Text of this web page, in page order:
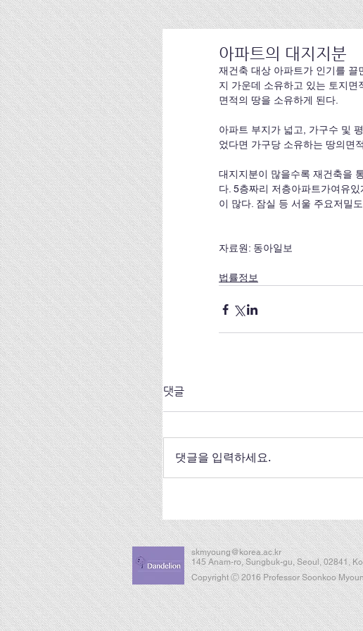
아파트의 대지지분
재건축 대상 아파트가 인기를 끌
지 가운데 소유하고 있는 토지
면적의 땅을 소유하게 된다.
아파트 부지가 넓고, 가구수 및
었다면 가구당 소유하는 땅의면
대지지분이 많을수록 재건축을
다. 5층짜리 저층아파트가여유
이 많다. 잠실 등 서울 주요저밀
자료원: 동아일보
법률정보
댓글
댓글을 입력하세요.
skmyoung@korea.ac.kr
145 Anam-ro, Sungbuk-gu, Seoul, 02841,
Copyright Ⓒ 2016 Professor Soonkoo